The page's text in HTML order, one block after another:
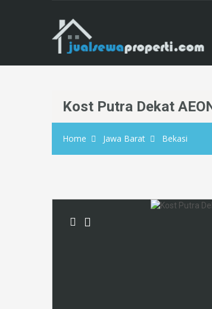
Kost Putra Dekat
Home Jawa Barat Bekasi